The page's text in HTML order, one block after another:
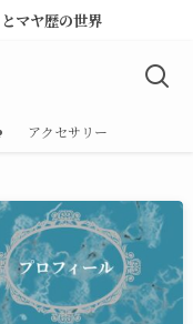
マヤ歴の世界
アクセサリー